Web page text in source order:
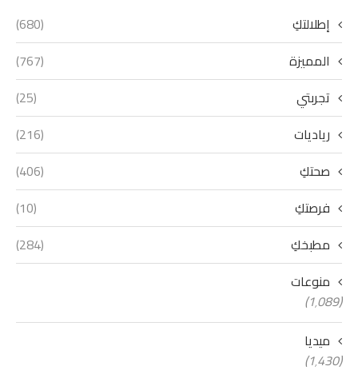
إطلالتكِ
(680)
المميزة
(767)
تجربتي
(25)
رياديات
(216)
صحتكِ
(406)
فرصتكِ
(10)
مطبخكِ
(284)
منوعات
(1٬089)
ميديا
(1٬430)